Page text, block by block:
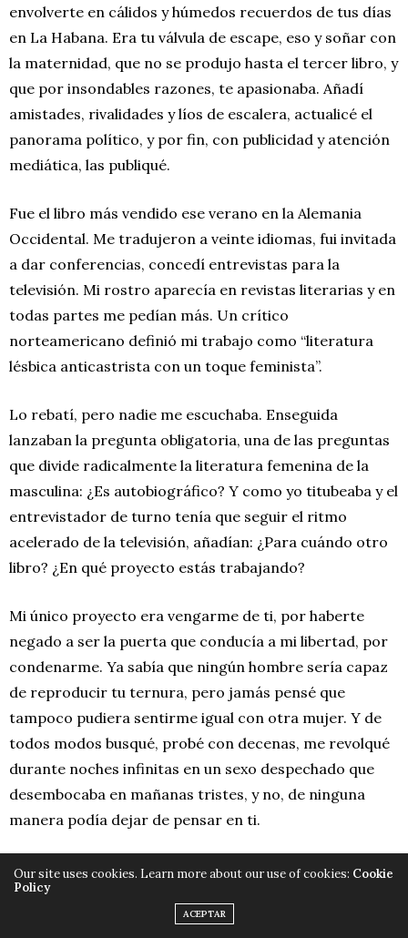
envolverte en cálidos y húmedos recuerdos de tus días
en La Habana. Era tu válvula de escape, eso y soñar con
la maternidad, que no se produjo hasta el tercer libro, y
que por insondables razones, te apasionaba. Añadí
amistades, rivalidades y líos de escalera, actualicé el
panorama político, y por fin, con publicidad y atención
mediática, las publiqué.
Fue el libro más vendido ese verano en la Alemania
Occidental. Me tradujeron a veinte idiomas, fui invitada
a dar conferencias, concedí entrevistas para la
televisión. Mi rostro aparecía en revistas literarias y en
todas partes me pedían más. Un crítico
norteamericano definió mi trabajo como “literatura
lésbica anticastrista con un toque feminista”.
Lo rebatí, pero nadie me escuchaba. Enseguida
lanzaban la pregunta obligatoria, una de las preguntas
que divide radicalmente la literatura femenina de la
masculina: ¿Es autobiográfico? Y como yo titubeaba y el
entrevistador de turno tenía que seguir el ritmo
acelerado de la televisión, añadían: ¿Para cuándo otro
libro? ¿En qué proyecto estás trabajando?
Mi único proyecto era vengarme de ti, por haberte
negado a ser la puerta que conducía a mi libertad, por
condenarme. Ya sabía que ningún hombre sería capaz
de reproducir tu ternura, pero jamás pensé que
tampoco pudiera sentirme igual con otra mujer. Y de
todos modos busqué, probé con decenas, me revolqué
durante noches infinitas en un sexo despechado que
desembocaba en mañanas tristes, y no, de ninguna
manera podía dejar de pensar en ti.
Y cada día, al quedarme sola, lloraba. Te había
traicionado y me había traicionado a mí. Te imaginaba
encajonada en un edificio de corte estalinista,
Our site uses cookies. Learn more about our use of cookies: Cookie
Policy
ACEPTAR